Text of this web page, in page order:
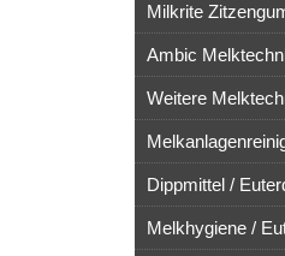
Milkrite
Ambic
Weitere
Dippmittel /
Melkhygiene /